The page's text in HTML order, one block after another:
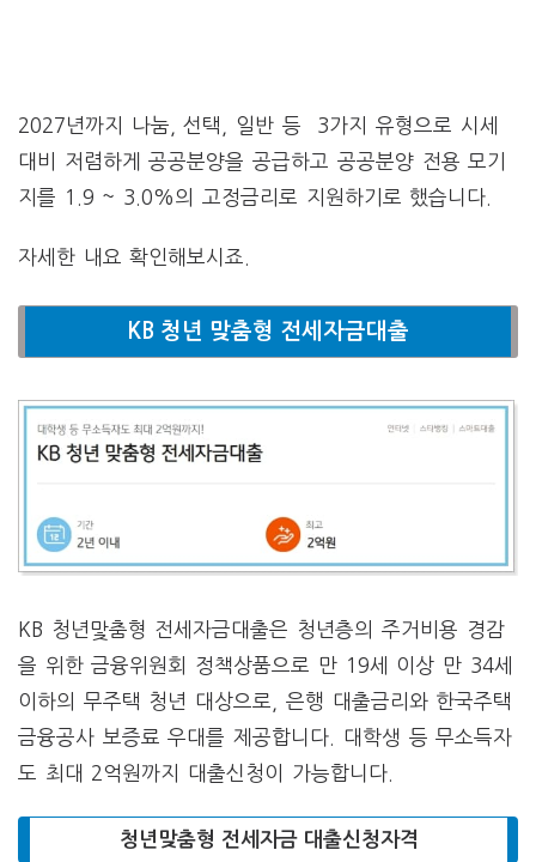
2027년까지 나눔, 선택, 일반 등 3가지 유형으로 시세
대비 저렴하게 공공분양을 공급하고 공공분양 전용 모기
지를 1.9 ~ 3.0%의 고정금리로 지원하기로 했습니다.
자세한 내요 확인해보시죠.
KB 청년 맞춤형 전세자금대출
KB 청년맟춤형 전세자금대출은 청년층의 주거비용 경감
을 위한 금융위원회 정책상품으로 만 19세 이상 만 34세
이하의 무주택 청년 대상으로, 은행 대출금리와 한국주택
금융공사 보증료 우대를 제공합니다. 대학생 등 무소득자
도 최대 2억원까지 대출신청이 가능합니다.
청년맞춤형 전세자금 대출신청자격